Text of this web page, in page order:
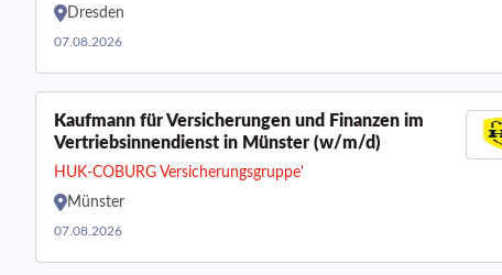
Dresden
07.08.2026
Kaufmann für Versicherungen und Finanzen im
Vertriebsinnendienst in Münster (w/m/d)
HUK-COBURG Versicherungsgruppe'
Münster
07.08.2026